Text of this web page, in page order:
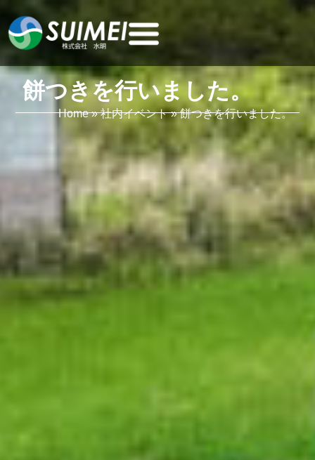
餅つきを行いました。
Home » 社内イベント »餅つきを行いました。